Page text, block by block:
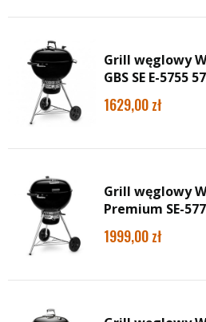
Grill węglowy Weber Master Touch
GBS SE E-5755
1629,00
Grill węglowy Weber Master Touch
Premium SE-
1999,00